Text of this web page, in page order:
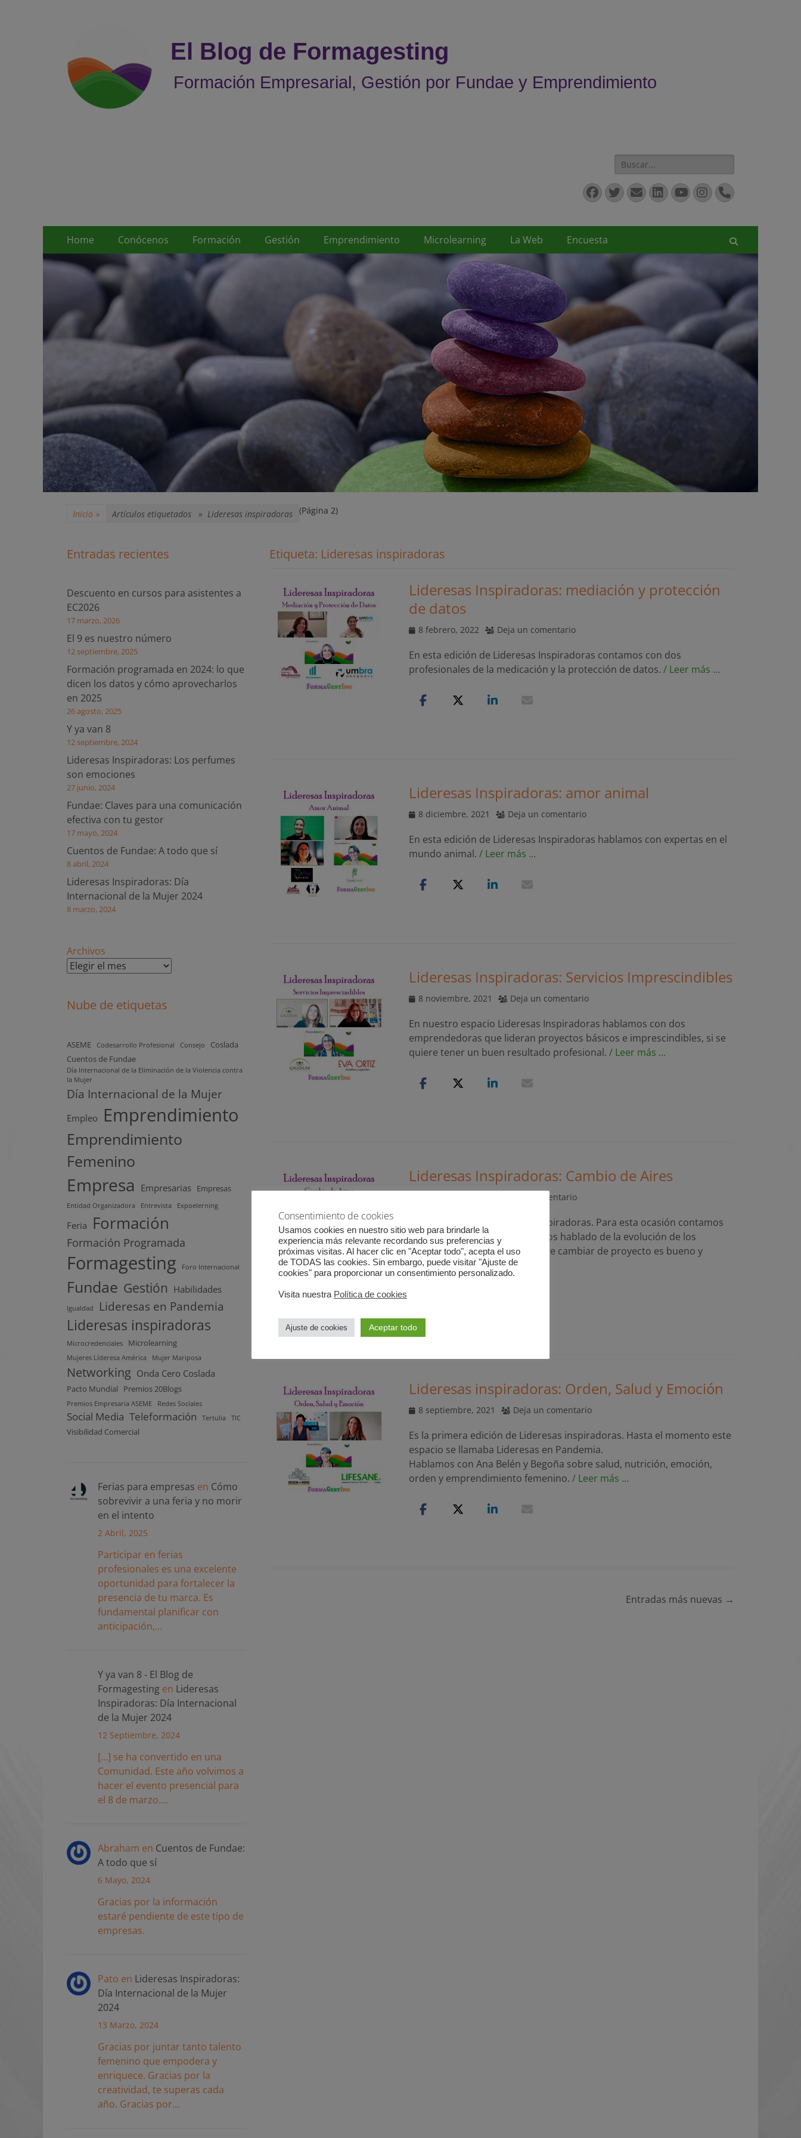
El Blog de Formagesting
Formación Empresarial, Gestión por Fundae y Emprendimiento
Facebook
Twitter
Correo
electrónico
LinkedIn
YouTube
Instagram
Teléfono
Menú
principal
contenido
Home Conócenos Formación Gestión Emprendimiento Microlearning La Web Encuesta
Inicio » Artículos etiquetados » Lideresas inspiradoras (Página 2)
Etiqueta: Lideresas inspiradoras
Lideresas Inspiradoras: mediación y protección
de datos
Publicado
8 febrero, 2022 Deja un comentario
En esta edición de Lideresas Inspiradoras contamos con dos
profesionales de la medicación y la protección de datos. / Leer más …
Lideresas Inspiradoras: amor animal
Publicado
8 diciembre, 2021 Deja un comentario
En esta edición de Lideresas Inspiradoras hablamos con expertas en el
mundo animal. / Leer más …
Lideresas Inspiradoras: Servicios Imprescindibles
Publicado
8 noviembre, 2021 Deja un comentario
En nuestro espacio Lideresas Inspiradoras hablamos con dos
emprendedoras que lideran proyectos básicos e imprescindibles, si se
quiere tener un buen resultado profesional. / Leer más …
Lideresas Inspiradoras: Cambio de Aires
Deja un comentario
Nueva edición de Lideresas Inspiradoras. Para esta ocasión contamos
con Natalia Cortés López. Hemos hablado de la evolución de los
negocios y de que hay veces que cambiar de proyecto es bueno y
enriquecedor./ Leer más …
Lideresas inspiradoras: Orden, Salud y Emoción
Publicado
8 septiembre, 2021 Deja un comentario
Es la primera edición de Lideresas inspiradoras. Hasta el momento este
espacio se llamaba Lideresas en Pandemia.
Hablamos con Ana Belén y Begoña sobre salud, nutrición, emoción,
orden y emprendimiento femenino. / Leer más …
Entradas más nuevas →
Entradas recientes
Descuento en cursos para asistentes a
EC2026
17 marzo, 2026
El 9 es nuestro número
12 septiembre, 2025
Formación programada en 2024: lo que
dicen los datos y cómo aprovecharlos
en 2025
26 agosto, 2025
Y ya van 8
12 septiembre, 2024
Lideresas Inspiradoras: Los perfumes
son emociones
27 junio, 2024
Fundae: Claves para una comunicación
efectiva con tu gestor
17 mayo, 2024
Cuentos de Fundae: A todo que sí
8 abril, 2024
Lideresas Inspiradoras: Día
Internacional de la Mujer 2024
8 marzo, 2024
Archivos
Nube de etiquetas
ASEME Codesarrollo Profesional Consejo
Coslada
Cuentos de Fundae
Día Internacional de la Eliminación de la Violencia contra
la Mujer
Día Internacional de la Mujer
Empleo Emprendimiento
Emprendimiento
Femenino
Empresa Empresarias Empresas
Entidad Organizadora Entrevista Expoelerning
Feria Formación
Formación Programada
Formagesting Foro Internacional
Fundae Gestión Habilidades
Igualdad Lideresas en Pandemia
Lideresas inspiradoras
Microcredenciales Microlearning
Mujeres Líderesa América Mujer Mariposa
Networking Onda Cero Coslada
Pacto Mundial Premios 20Blogs
Premios Empresaria ASEME Redes Sociales
Social Media Teleformación Tertulia TIC
Visibilidad Comercial
Ferias para empresas en Cómo
sobrevivir a una feria y no morir
en el intento
2 Abril, 2025
Participar en ferias
profesionales es una excelente
oportunidad para fortalecer la
presencia de tu marca. Es
fundamental planificar con
anticipación,…
Y ya van 8 - El Blog de
Formagesting en Lideresas
Inspiradoras: Día Internacional
de la Mujer 2024
12 Septiembre, 2024
[…] se ha convertido en una
Comunidad. Este año volvimos a
hacer el evento presencial para
el 8 de marzo.…
Abraham en Cuentos de Fundae:
A todo que sí
6 Mayo, 2024
Gracias por la información
estaré pendiente de este tipo de
empresas.
Pato en Lideresas Inspiradoras:
Día Internacional de la Mujer
2024
13 Marzo, 2024
Gracias por juntar tanto talento
femenino que empodera y
enriquece. Gracias por la
creatividad, te superas cada
año. Gracias por…
Consentimiento de cookies
Usamos cookies en nuestro sitio web para brindarle la
experiencia más relevante recordando sus preferencias y
próximas visitas. Al hacer clic en "Aceptar todo", acepta el uso
de TODAS las cookies. Sin embargo, puede visitar "Ajuste de
cookies" para proporcionar un consentimiento personalizado.
Visita nuestra Política de cookies
Ajuste de cookies Aceptar todo